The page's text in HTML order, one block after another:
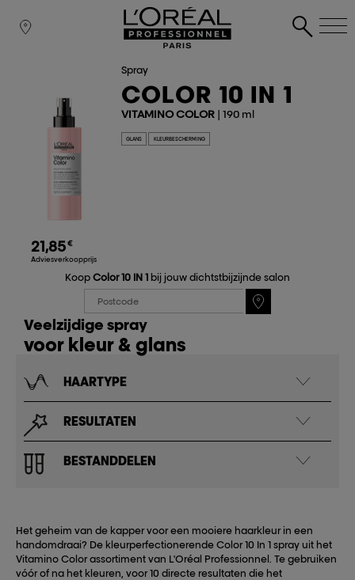
21,85 €
Adviesverkoopprijs
Spray
COLOR 10 IN 1
VITAMINO COLOR| 190 ml
GLANS KLEURBESCHERMING
Koop Color 10 IN 1 bij jouw dichtstbijzijnde salon
Veelzijdige spray
voor kleur & glans
HAARTYPE
RESULTATEN
BESTANDDELEN
Het geheim van de kapper voor een mooiere haarkleur in een
handomdraai? De kleurperfectionerende Color 10 In 1 spray uit het
Vitamino Color assortiment van L'Oréal Professionnel. Te gebruiken
vóór of na het kleuren, voor 10 directe resultaten die het